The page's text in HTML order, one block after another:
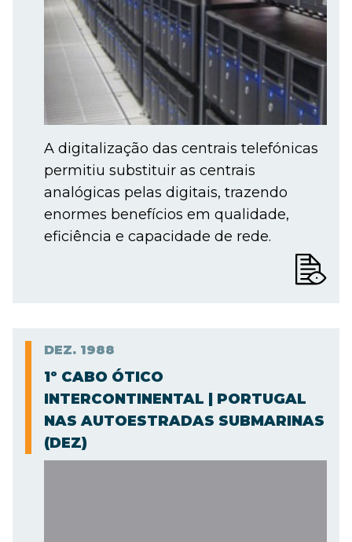
A digitalização das centrais telefónicas
permitiu substituir as centrais
analógicas pelas digitais, trazendo
enormes benefícios em qualidade,
eficiência e capacidade de rede.
DEZ. 1988
1º CABO ÓTICO
INTERCONTINENTAL | PORTUGAL
NAS AUTOESTRADAS SUBMARINAS
(DEZ)